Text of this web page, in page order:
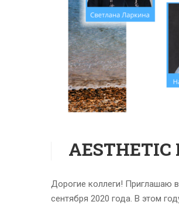
AESTHETIC
Дорогие коллеги! Приглашаю
сентября 2020 года. В этом